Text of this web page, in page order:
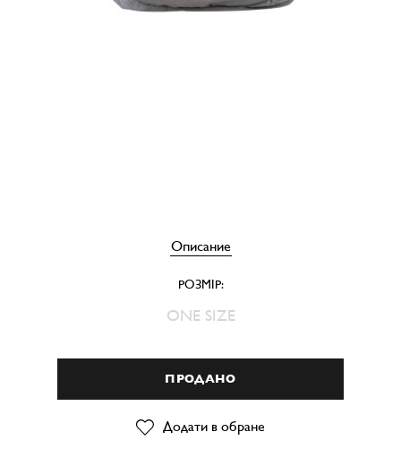
Описание
РОЗМІР:
ONE SIZE
ПРОДАНО
Додати в обране